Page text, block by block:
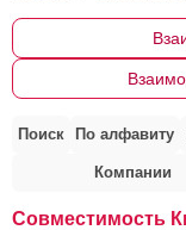
Поиск По алфавиту
Компании
Совместимость